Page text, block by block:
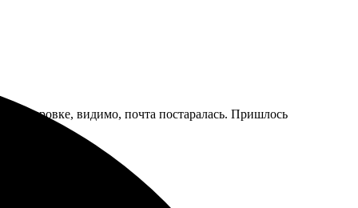
видимо, почта постаралась. Пришлось